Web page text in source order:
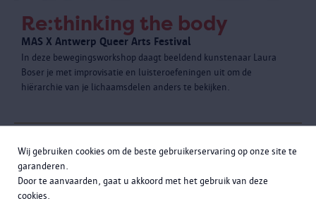
Wij gebruiken cookies om de beste gebruikerservaring op onze site te
garanderen.
Door te aanvaarden, gaat u akkoord met het gebruik van deze
cookies.
Re:thinking the body
MAS X Antwerp Queer Arts Festival
In deze bewegingsworkshop daagt beeldend kunstenaar Laura
Boser je met improvisatie en luisteroefeningen uit om de
hiërarchie van je lichaamsdelen anders te bekijken.